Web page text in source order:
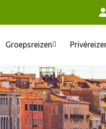
Groepsreizen